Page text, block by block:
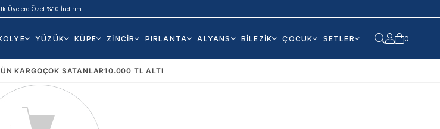
İlk Üyelere Özel %10 İndirim
YÜZÜK KÜPE ZİNCİR PIRLANTA ALYANS BİLEZİK ÇOCUK SETLER 0
KARGOÇOK SATANLAR10.000 TL ALTI